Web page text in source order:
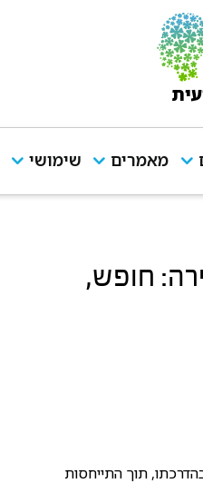
מאמרים שימושי
חופש,
תוך התייחסות